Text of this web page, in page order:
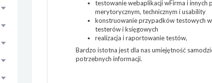
testowanie webaplikacji wFirma i
merytorycznym, technicznym i usability
konstruowanie przypadków testowych
testerów i księgowych
realizacja i raportowanie testów,
Bardzo istotna jest dla nas umiejętność
potrzebnych informacji.